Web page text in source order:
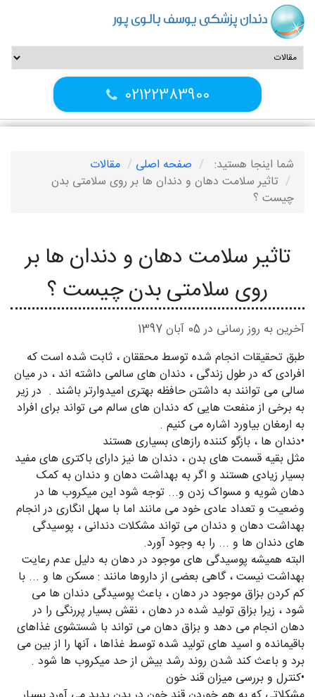
دندان پزشکی یوسف بالوی پور
02122383900
شما اینجا هستید: صفحه اصلی
مقالات
تاثیر سلامت دهان و دندان ها بر روی سلامتی بدن
چیست ؟
تاثیر سلامت دهان و دندان ها بر
روی سلامتی بدن چیست ؟
آخرین به روز رسانی در 05 آبان 1397
طبق تحقیقات انجام شده توسط محققان ، ثابت شده است که
افرادی که در طول زندگی ، دندان های سالمی داشته اند ، در میان
سالی می توانند به داشتن حافظه بهتری امیدوارتر باشند . در زیر
به برخی از منفعت هایی که دندان های سالم می تواند برای افراد
به ارمغان بیاورد اشاره می کنیم .
•دندان ها ، بازگو کننده رازهای بسیاری هستند
مثل بقیه قسمت های بدن ، دندان ها نیز دارای باکتری های مفید
بسیار زیادی هستند و اگر به بهداشت دهان و دندان به کمک
دهان شویه و مسواک زدن و... توجه شود این میکروب ها در
وضعیت و تعداد عادی خود می مانند اما با سهل انگاری در انجام
بهداشت دهان و دندان می تواند مشکلات دندانی ، پوسیدگی
های دندان ها و ... را به وجود آورد.
البته همیشه پوسیدگی های موجود در دهان به دلیل عدم رعایت
بهداشت نیست ، گاهی بعضی از داروها مانند : مسکن ها و ... با
کم کردن بزاق موجود در دهان ، باعث پوسیدگی دندان ها می
شود ، زیرا بزاق تولید شده در دهان ، نقش بسیار پررنگی را در
دهان انجام می دهد و بزاق دهان می تواند با شستشوی غذاهای
باقیمانده و اسید های تولید شده توسط غذاها ، آنها را از بین می
برد و باعث کند شدن روند رشد بیش از حد میکروب ها شود .
•کنترل و بررسی میزان قند خون